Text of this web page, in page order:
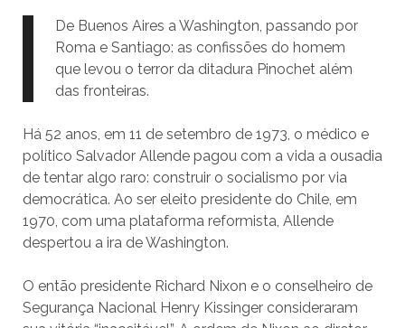
De Buenos Aires a Washington, passando por
Roma e Santiago: as confissões do homem
que levou o terror da ditadura Pinochet além
das fronteiras.
Há 52 anos, em 11 de setembro de 1973, o médico e
político Salvador Allende pagou com a vida a ousadia
de tentar algo raro: construir o socialismo por via
democrática. Ao ser eleito presidente do Chile, em
1970, com uma plataforma reformista, Allende
despertou a ira de Washington.
O então presidente Richard Nixon e o conselheiro de
Segurança Nacional Henry Kissinger consideraram